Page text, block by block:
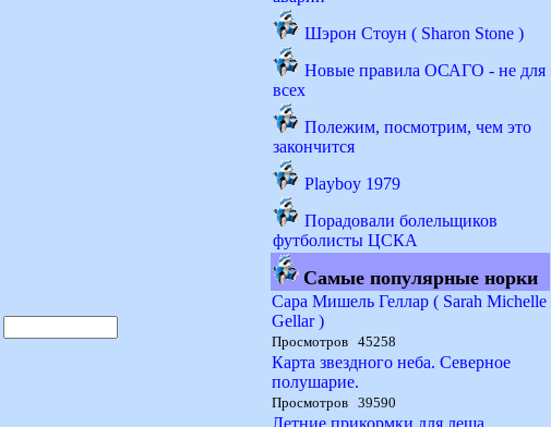
Шэрон Стоун ( Sharon Stone )
Новые правила ОСАГО - не для
всех
Полежим, посмотрим, чем это
закончится
Playboy 1979
Порадовали болельщиков
футболисты ЦСКА
Самые популярные норки
Сара Мишель Геллар ( Sarah Michelle
Gellar )
Просмотров 45258
Карта звездного неба. Северное
полушарие.
Просмотров 39590
Летние прикормки для леща